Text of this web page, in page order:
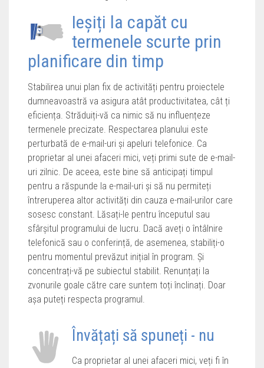
Ieșiți la capăt cu
termenele scurte prin
planificare din timp
Stabilirea unui plan fix de activități pentru proiectele
dumneavoastră va asigura atât productivitatea, cât ți
eficiența. Străduiți-vă ca nimic să nu influențeze
termenele precizate. Respectarea planului este
perturbată de e-mail-uri și apeluri telefonice. Ca
proprietar al unei afaceri mici, veți primi sute de e-mail-
uri zilnic. De aceea, este bine să anticipați timpul
pentru a răspunde la e-mail-uri și să nu permiteți
întreruperea altor activități din cauza e-mail-urilor care
sosesc constant. Lăsați-le pentru începutul sau
sfârșitul programului de lucru. Dacă aveți o întâlnire
telefonică sau o conferință, de asemenea, stabiliți-o
pentru momentul prevăzut inițial în program. Și
concentrați-vă pe subiectul stabilit. Renunțați la
zvonurile goale către care suntem toți înclinați. Doar
așa puteți respecta programul.
Învățați să spuneți - nu
Ca proprietar al unei afaceri mici, veți fi în